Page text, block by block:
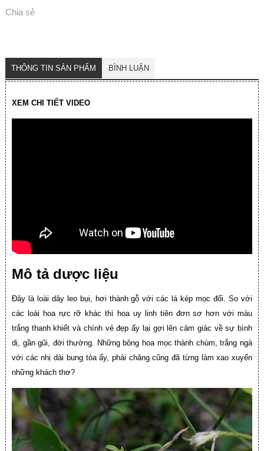
Chia sẻ
THÔNG TIN SẢN PHẨM BÌNH LUẬN
XEM CHI TIẾT VIDEO
Mô tả dược liệu
Đây là loài dây leo bụi, hơi thành gỗ với các lá kép mọc đối. So với
các loài hoa rực rỡ khác thì hoa uy linh tiên đơn sơ hơn với màu
trắng thanh khiết và chính vẻ đẹp ấy lại gợi lên cảm giác về sự bình
dị, gần gũi, đời thường. Những bông hoa mọc thành chùm, trắng ngà
với các nhị dài bung tỏa ấy, phải chăng cũng đã từng làm xao xuyến
những khách thơ?